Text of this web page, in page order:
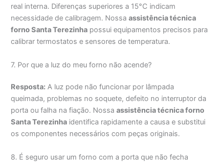
real interna. Diferenças superiores a 15°C indicam
necessidade de calibragem. Nossaassistência técnica
forno Santa Terezinha possui equipamentos precisos para
calibrar termostatos e sensores de temperatura.
7. Por que a luz do meu forno não acende?
Resposta: A luz pode não funcionar por lâmpada
queimada, problemas no soquete, defeito no interruptor da
porta ou falha na fiação. Nossaassistência técnica forno
Santa Terezinha identifica rapidamente a causa e substitui
os componentes necessários com peças originais.
8. É seguro usar um forno com a porta que não fecha